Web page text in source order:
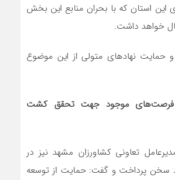
این استان که با بحران منابع این بخش
خواهد داشت.
حمایت نهادهای متولی از این موضوع
فرصت‌‌های موجود جهت تحقق کشت
تعاونی کشاورزان مشهد نیز در
سخن پرداخت و گفت: حمایت از توسعه